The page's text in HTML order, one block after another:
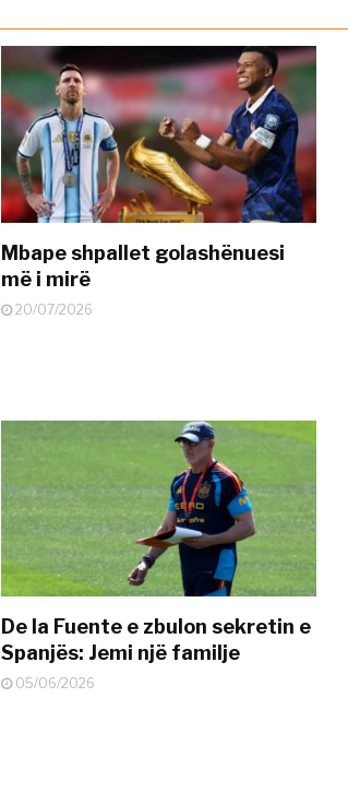
Mbape shpallet golashënuesi
më i mirë
20/07/2026
De la Fuente e zbulon sekretin e
Spanjës: Jemi një familje
05/06/2026